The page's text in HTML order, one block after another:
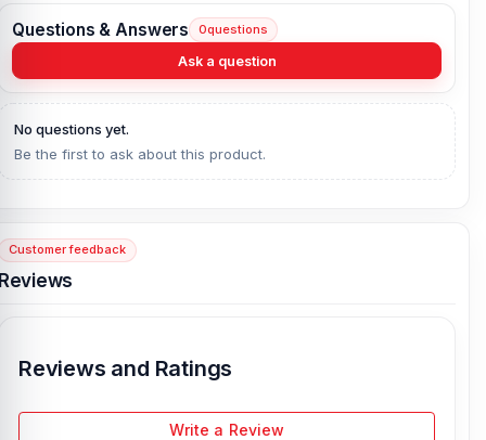
Questions & Answers 0questions
Ask a question
No questions yet.
Be the first to ask about this product.
Customer feedback
Reviews and Ratings
Write a Review